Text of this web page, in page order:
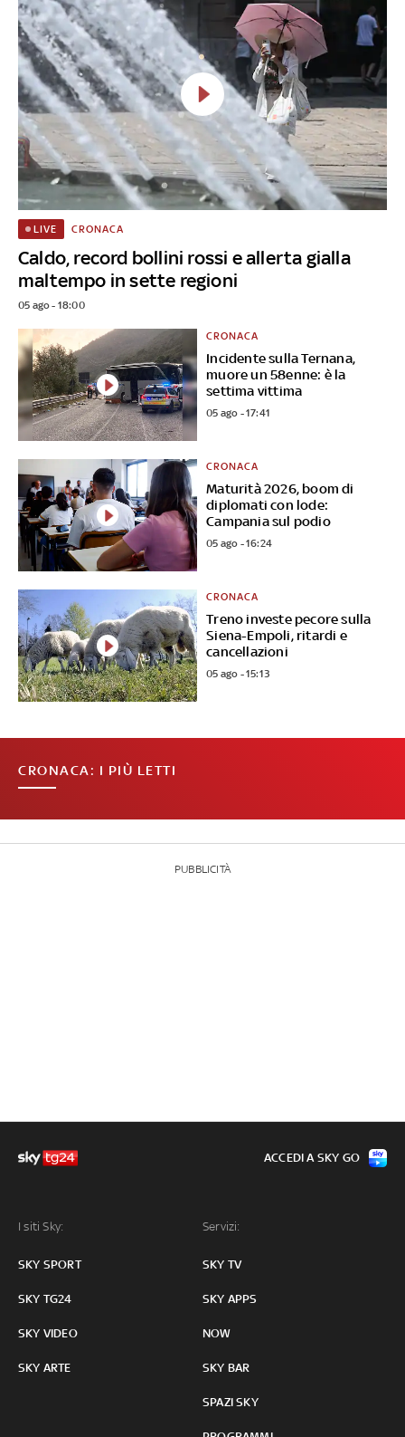
Caldo, record bollini rossi e allerta gialla
maltempo in sette regioni
LIVE CRONACA
05 ago - 18:00
Incidente sulla Ternana,
muore un 58enne: è la
settima vittima
CRONACA
05 ago - 17:41
Maturità 2026, boom di
diplomati con lode:
Campania sul podio
CRONACA
05 ago - 16:24
Treno investe pecore sulla
Siena-Empoli, ritardi e
cancellazioni
CRONACA
05 ago - 15:13
CRONACA: I PIÙ LETTI
PUBBLICITÀ
I siti Sky:
SKY SPORT
SKY TG24
SKY VIDEO
SKY ARTE
Servizi:
SKY TV
SKY APPS
NOW
SKY BAR
SPAZI SKY
ACCEDI A SKY GO